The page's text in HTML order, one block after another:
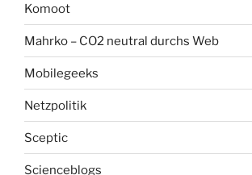
Komoot
Mahrko – CO2 neutral durchs Web
Mobilegeeks
Netzpolitik
Sceptic
Scienceblogs